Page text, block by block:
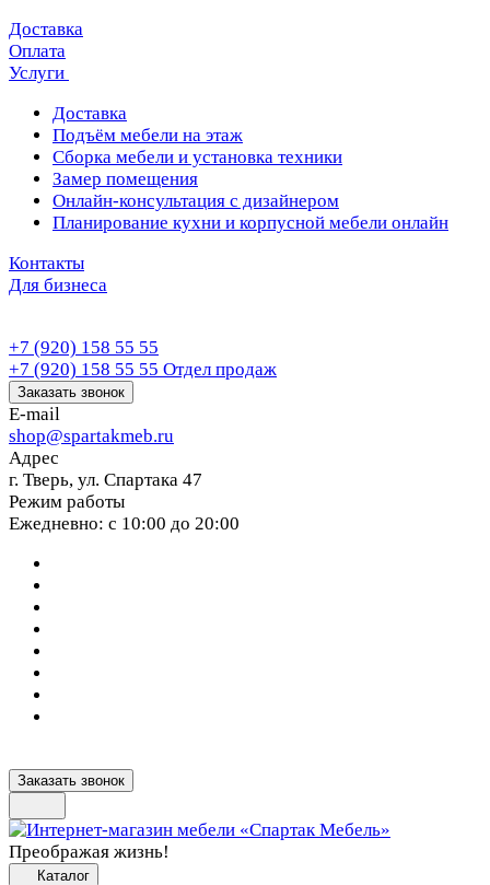
Доставка
Оплата
Услуги
Доставка
Подъём мебели на этаж
Сборка мебели и установка техники
Замер помещения
Онлайн-консультация с дизайнером
Планирование кухни и корпусной мебели онлайн
Контакты
Для бизнеса
+7 (920) 158 55 55
+7 (920) 158 55 55 Отдел продаж
Заказать звонок
E-mail
shop@spartakmeb.ru
Адрес
г. Тверь, ул. Спартака 47
Режим работы
Ежедневно: с 10:00 до 20:00
Заказать звонок
Преображая жизнь!
Каталог